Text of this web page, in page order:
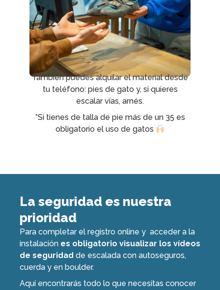
También puedes alquilar el material desde
tu teléfono: pies de gato y, si quieres
escalar vías, arnés.
*Si tienes de talla de pie más de un 35 es
obligatorio el uso de gatos
La seguridad es nuestra
prioridad
Para completar el registro online y acceder a la
instalación es obligatorio visualizar los vídeos
de seguridad de escalada con autoseguros,
cuerda y en boulder.
Aquí encontrarás todo lo que necesitas conocer